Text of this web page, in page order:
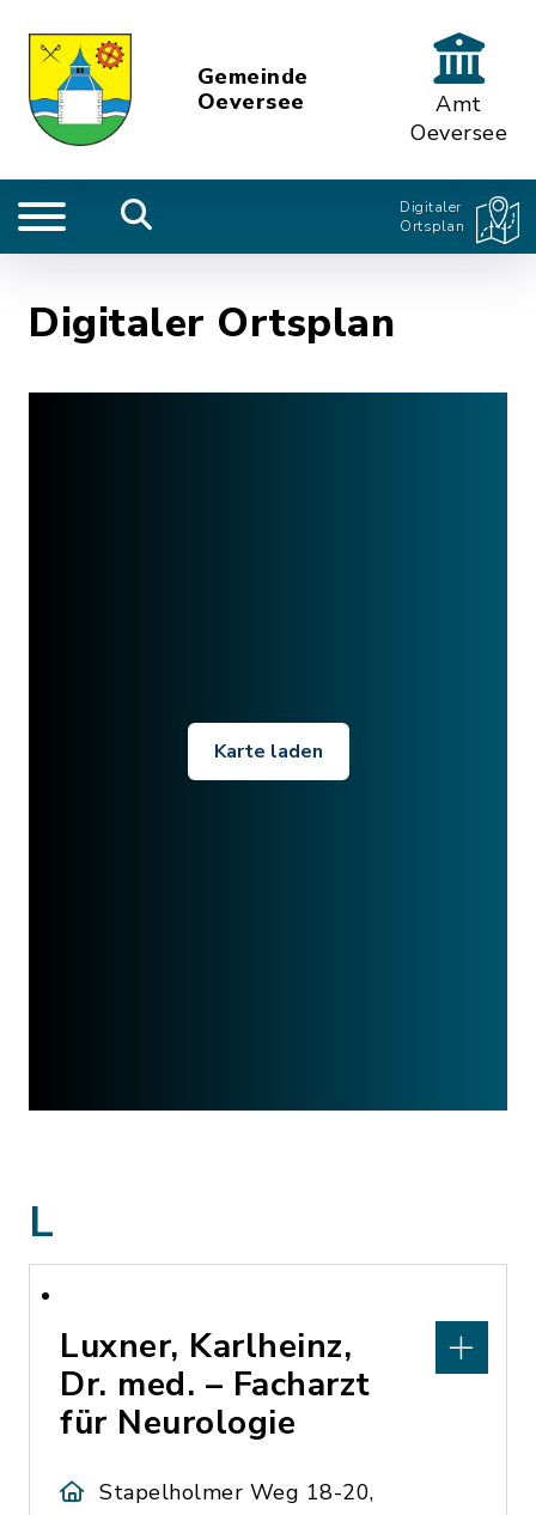
Gemeinde
Oeversee
Amt
Oeversee
Digitaler
Ortsplan
Digitaler Ortsplan
Karte laden
L
Luxner, Karlheinz,
Dr. med. – Facharzt
für Neurologie
Stapelholmer Weg 18-20,